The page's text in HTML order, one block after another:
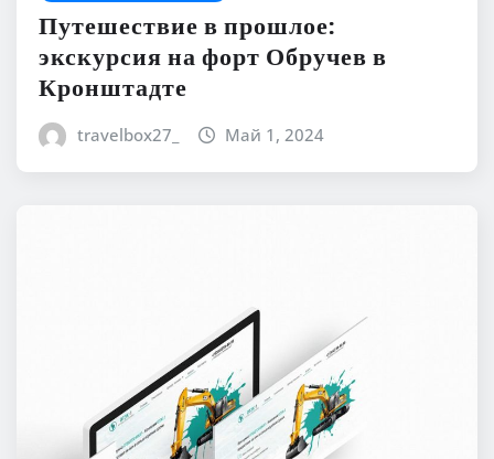
Путешествие в прошлое:
экскурсия на форт Обручев в
Кронштадте
travelbox27_ Май 1, 2024